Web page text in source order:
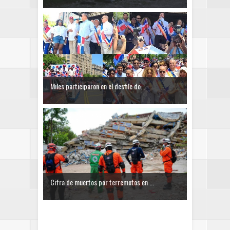
Miles participaron en el desfile do...
Cifra de muertos por terremotos en ...